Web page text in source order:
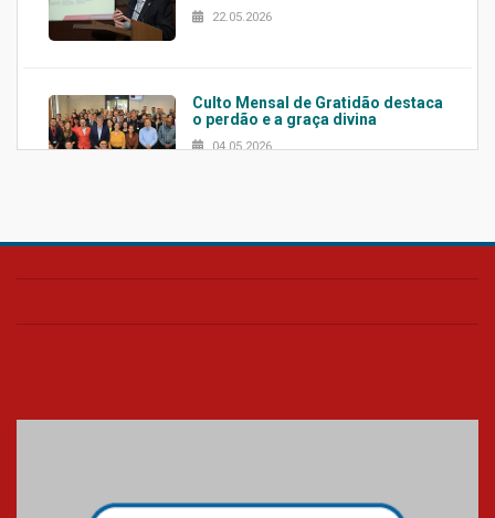
22.05.2026
Culto Mensal de Gratidão destaca
o perdão e a graça divina
04.05.2026
Confira como foi o culto mensal